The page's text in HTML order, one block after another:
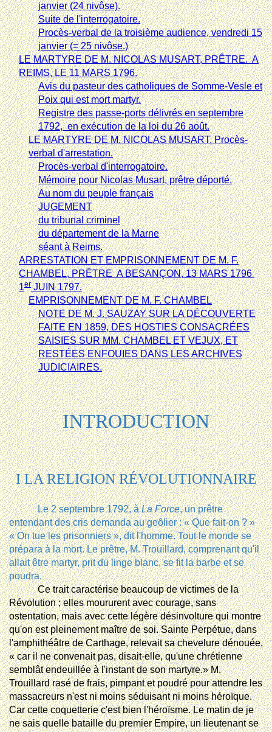
janvier (24 nivôse).
Suite de l'interrogatoire.
Procès-verbal de la troisième audience, vendredi 15
janvier (= 25 nivôse.)
LE MARTYRE DE M. NICOLAS MUSART, PRÊTRE. A
REIMS, LE 11 MARS 1796.
Avis du pasteur des catholiques de Somme-Vesle et
Poix qui est mort martyr.
Registre des passe-ports délivrés en septembre
1792, en exécution de la loi du 26 août.
LE MARTYRE DE M. NICOLAS MUSART. Procès-
verbal d'arrestation.
Procès-verbal d'interrogatoire.
Mémoire pour Nicolas Musart, prêtre déporté.
Au nom du peuple français
JUGEMENT
du tribunal criminel
du département de la Marne
séant à Reims.
ARRESTATION ET EMPRISONNEMENT DE M. F.
CHAMBEL, PRÊTRE A BESANÇON, 13 MARS 1796 
1erJUIN 1797.
EMPRISONNEMENT DE M. F. CHAMBEL
NOTE DE M. J. SAUZAY SUR LA DÉCOUVERTE
FAITE EN 1859, DES HOSTIES CONSACRÉES
SAISIES SUR MM. CHAMBEL ET VEJUX, ET
RESTÉES ENFOUIES DANS LES ARCHIVES
JUDICIAIRES.
INTRODUCTION
I LA RELIGION RÉVOLUTIONNAIRE
Le 2 septembre 1792, àLa Force, un prêtre
entendant des cris demanda au geôlier : « Que fait-on ? » 
« On tue les prisonniers », dit l'homme. Tout le monde se
prépara à la mort. Le prêtre, M. Trouillard, comprenant qu'il
allait être martyr, prit du linge blanc, se fit la barbe et se
poudra.
Ce trait caractérise beaucoup de victimes de la
Révolution ; elles moururent avec courage, sans
ostentation, mais avec cette légère désinvolture qui montre
qu'on est pleinement maître de soi. Sainte Perpétue, dans
l'amphithéâtre de Carthage, relevait sa chevelure dénouée,
« car il ne convenait pas, disait-elle, qu'une chrétienne
semblât endeuillée à l'instant de son martyre.» M.
Trouillard rasé de frais, pimpant et poudré pour attendre les
massacreurs n'est ni moins séduisant ni moins héroïque.
Car cette coquetterie c'est bien l'héroïsme. Le matin de je
ne sais quelle bataille du premier Empire, un lieutenant se